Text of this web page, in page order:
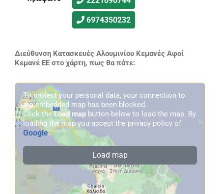
6974350232
Διεύθυνση Κατασκευές Αλουμινίου Κεμανές Αφοί
Κεμανέ ΕΕ στο χάρτη, πως θα πάτε:
To protect your personal data, your connection to
the embedded map has been blocked.
Click theLoad map button below to load the map. By
loading the map you accept the privacy policy of
Google.
Load map